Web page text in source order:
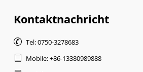
Kontaktnachricht
 Tel: 0750-3278683
 Mobile: +86-13380989888